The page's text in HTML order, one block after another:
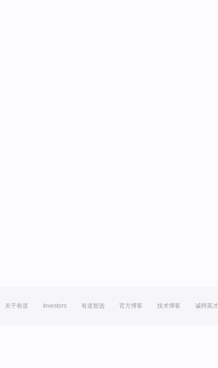
关于有道 Investors 有道智选 官方博客 技术博客 诚聘英才